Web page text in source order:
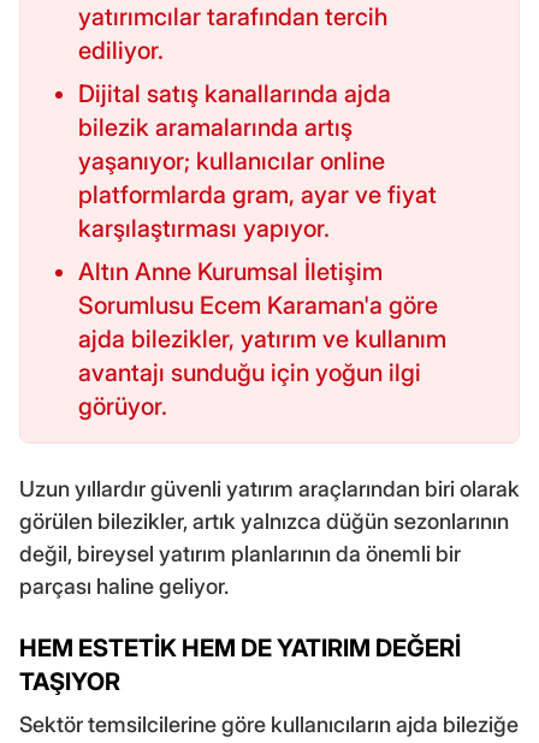
yatırımcılar tarafından tercih
ediliyor.
Dijital satış kanallarında ajda
bilezik aramalarında artış
yaşanıyor; kullanıcılar online
platformlarda gram, ayar ve fiyat
karşılaştırması yapıyor.
Altın Anne Kurumsal İletişim
Sorumlusu Ecem Karaman'a göre
ajda bilezikler, yatırım ve kullanım
avantajı sunduğu için yoğun ilgi
görüyor.
Uzun yıllardır güvenli yatırım araçlarından biri olarak
görülen bilezikler, artık yalnızca düğün sezonlarının
değil, bireysel yatırım planlarının da önemli bir
parçası haline geliyor.
HEM ESTETİK HEM DE YATIRIM DEĞERİ
TAŞIYOR
Sektör temsilcilerine göre kullanıcıların ajda bileziğe